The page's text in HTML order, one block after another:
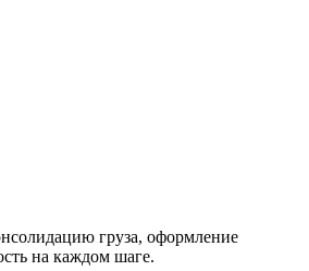
груза, оформление
на каждом шаге.